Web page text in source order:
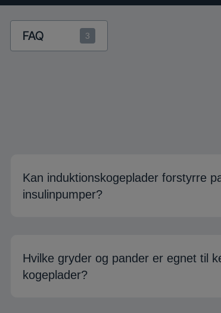
FAQ 3
Kan induktionskogeplader forstyrre
insulinpumper?
Hvilke gryder og pander er egnet til
kogeplader?